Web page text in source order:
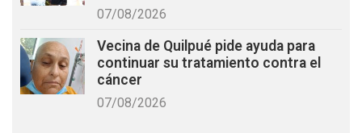
07/08/2026
Vecina de Quilpué pide ayuda para
continuar su tratamiento contra el
cáncer
07/08/2026